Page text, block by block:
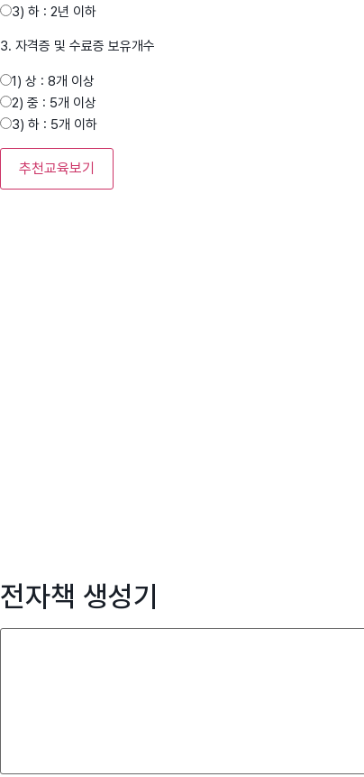
3) 하 : 2년 이하
3. 자격증 및 수료증 보유개수
1) 상 : 8개 이상
2) 중 : 5개 이상
3) 하 : 5개 이하
전자책 생성기